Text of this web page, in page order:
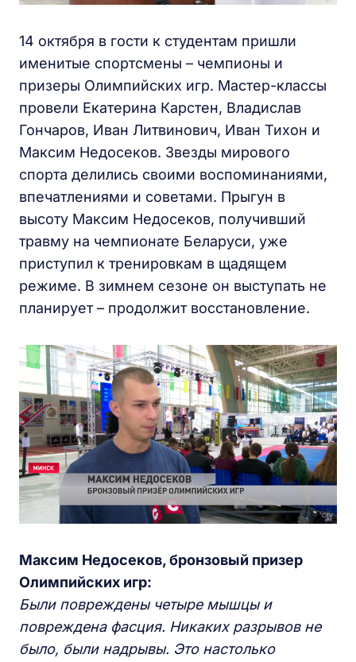
14 октября в гости к студентам пришли
именитые спортсмены – чемпионы и
призеры Олимпийских игр. Мастер-классы
провели Екатерина Карстен, Владислав
Гончаров, Иван Литвинович, Иван Тихон и
Максим Недосеков. Звезды мирового
спорта делились своими воспоминаниями,
впечатлениями и советами. Прыгун в
высоту Максим Недосеков, получивший
травму на чемпионате Беларуси, уже
приступил к тренировкам в щадящем
режиме. В зимнем сезоне он выступать не
планирует – продолжит восстановление.
Максим Недосеков, бронзовый призер
Олимпийских игр:
Были повреждены четыре мышцы и
повреждена фасция. Никаких разрывов не
было, были надрывы. Это настолько